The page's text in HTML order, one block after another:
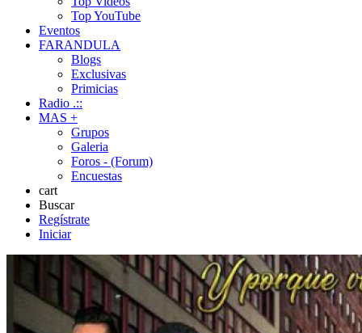
Top YouTube
Eventos
FARANDULA
Blogs
Exclusivas
Primicias
Radio .::
MAS +
Grupos
Galeria
Foros - (Forum)
Encuestas
cart
Buscar
Regístrate
Iniciar